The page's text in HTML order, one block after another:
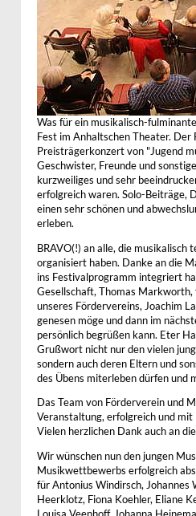
Was für ein musikalisch-
Fest im Anhaltschen Theater.
Preisträgerkonzert von "Jugend
Geschwister, Freunde und
kurzweiliges und sehr
erfolgreich waren. Solo-Beiträge,
einen sehr schönen und
erleben.
BRAVO(!) an alle, die musikalisch
organisiert haben. Danke an die
ins Festivalprogramm integriert
Gesellschaft, Thomas
unseres Fördervereins, Joachim
genesen möge und dann im
persönlich begrüßen kann. Eter
Grußwort nicht nur den vielen
sondern auch deren Eltern und
des Übens miterleben dürfen und
Das Team von Förderverein und
Veranstaltung, erfolgreich und mit
Vielen herzlichen Dank auch an
Wir wünschen nun den jungen
Musikwettbewerbs erfolgreich
für Antonius Windirsch, Johannes
Heerklotz, Fiona Koehler, Eliane